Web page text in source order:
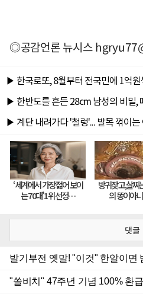
◎공감언론 뉴시스
댓글